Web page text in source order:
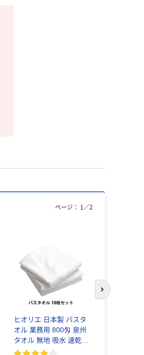
ヒオリエ 日本製 バスタ
オル 業務用 800匁 泉州
タオル 無地 吸水 速乾
中厚
ページ： 1 ／2
次のスライド